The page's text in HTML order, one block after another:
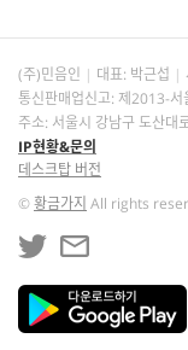
(주)민음인 대표: 박근섭
통신판매업신고: 제2013-
주소: 서울시 강남구 도산대
IP현황&문의
데스크탑 버전
©황금가지 All rights